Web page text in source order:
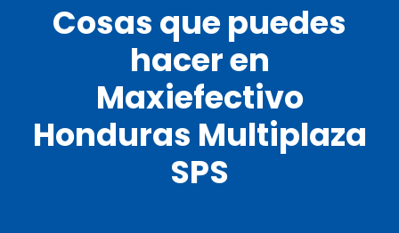
Cosas que puedes
hacer en
Maxiefectivo
Honduras Multiplaza
SPS